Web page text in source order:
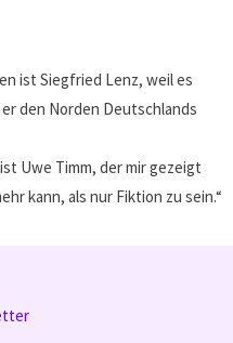
ist Siegfried Lenz, weil es
den Norden Deutschlands
Uwe Timm, der mir gezeigt
kann, als nur Fiktion zu sein.“